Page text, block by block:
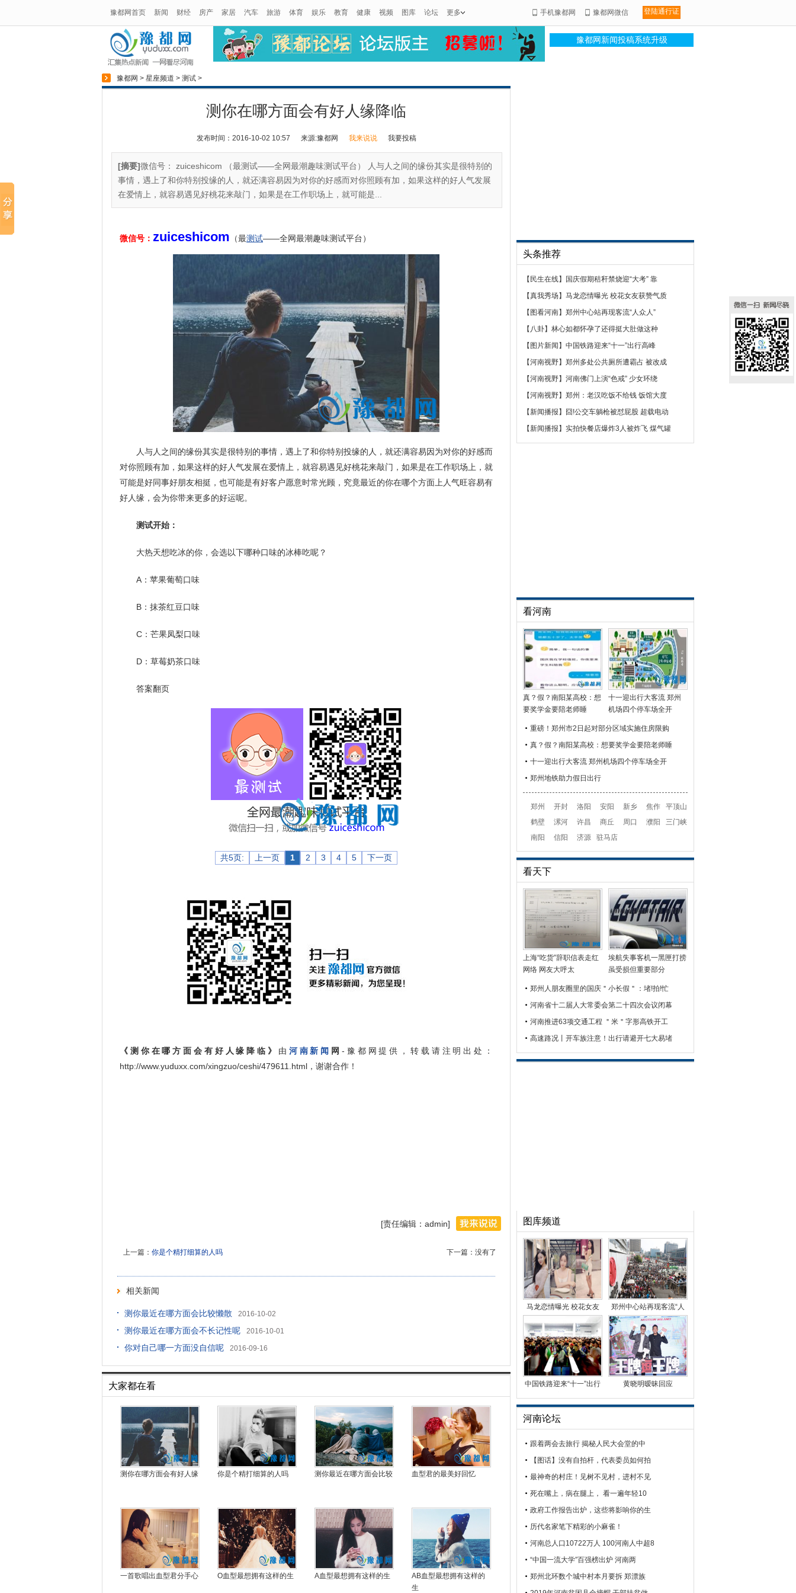
豫都网首页 新闻 财经 房产 家居 汽车 旅游 体育 娱乐 教育 健康 视频 图库 论坛 更多 手机豫都网 豫都网微信 登陆通行证
豫都网新闻投稿系统升级
豫都网 > 星座频道 > 测试 >
测你在哪方面会有好人缘降临
发布时间：2016-10-02 10:57 来源:豫都网 我来说说 我要投稿
[摘要]微信号： zuiceshicom （最测试——全网最潮趣味测试平台） 人与人之间的缘份其实是很特别的
事情，遇上了和你特别投缘的人，就还满容易因为对你的好感而对你照顾有加，如果这样的好人气发展
在爱情上，就容易遇见好桃花来敲门，如果是在工作职场上，就可能是...
微信号： zuiceshicom （最测试——全网最潮趣味测试平台）
人与人之间的缘份其实是很特别的事情，遇上了和你特别投缘的人，就还满容易因为对你的好感而
对你照顾有加，如果这样的好人气发展在爱情上，就容易遇见好桃花来敲门，如果是在工作职场上，就
可能是好同事好朋友相挺，也可能是有好客户愿意时常光顾，究竟最近的你在哪个方面上人气旺容易有
好人缘，会为你带来更多的好运呢。
测试开始：
大热天想吃冰的你，会选以下哪种口味的冰棒吃呢？
A：苹果葡萄口味
B：抹茶红豆口味
C：芒果凤梨口味
D：草莓奶茶口味
答案翻页
共5页: 上一页 1 2 3 4 5 下一页
《测你在哪方面会有好人缘降临》 由 河南新闻 网-豫都网提供，转载请注明出处：
http://www.yuduxx.com/xingzuo/ceshi/479611.html，谢谢合作！
[责任编辑：admin]
下一篇：没有了
上一篇： 你是个精打细算的人吗
相关新闻
测你最近在哪方面会比较懒散 2016-10-02
测你最近在哪方面会不长记性呢 2016-10-01
你对自己哪一方面没自信呢 2016-09-16
大家都在看
测你在哪方面会有好人缘 你是个精打细算的人吗 测你最近在哪方面会比较 血型君的最美好回忆
一首歌唱出血型君分手心 O血型最想拥有这样的生 A血型最想拥有这样的生
AB血型最想拥有这样的
生
头条推荐
【 民生在线】
国庆假期秸秆禁烧迎“大考” 靠
【真我秀场 】 马龙恋情曝光 校花女友获赞气质
【 图看河南】 郑州中心站再现客流“人众人”
【 八卦】 林心如都怀孕了还得挺大肚做这种
【 图片新闻 】 中国铁路迎来“十一”出行高峰
【河南视野】 郑州多处公共厕所遭霸占 被改成
【河南视野】 河南佛门上演“色戒” 少女环绕
【河南视野】 郑州：老汉吃饭不给钱 饭馆大度
【新闻播报 】
囧!公交车躺枪被怼屁股 超载电动
【新闻播报 】 实拍快餐店爆炸3人被炸飞 煤气罐
看河南
真？假？南阳某高校：想
要奖学金要陪老师睡
十一迎出行大客流 郑州
机场四个停车场全开
重磅！郑州市2日起对部分区域实施住房限购
真？假？南阳某高校：想要奖学金要陪老师睡
十一迎出行大客流 郑州机场四个停车场全开
郑州地铁助力假日出行
郑州 开封 洛阳 安阳 新乡 焦作
平顶山
鹤壁
漯河 许昌 商丘 周口 濮阳
三门峡
南阳
信阳 济源 驻马店
看天下
上海“吃货”辞职信表走红
网络 网友大呼太
埃航失事客机一黑匣打捞
虽受损但重要部分
郑州人朋友圈里的国庆＂小长假＂：堵!拍!忙
河南省十二届人大常委会第二十四次会议闭幕
河南推进63项交通工程 ＂米＂字形高铁开工
高速路况丨开车族注意！出行请避开七大易堵
图库频道
马龙恋情曝光 校花女友
郑州中心站再现客流“人
众人” 但比去年减
中国铁路迎来“十一”出行
黄晓明暧昧回应
炼身
河南论坛
跟着两会去旅行 揭秘人民大会堂的中
【图话】没有自拍杆，代表委员如何拍
最神奇的村庄！见树不见村，进村不见
死在嘴上，病在腿上， 看一遍年轻10
政府工作报告出炉，这些将影响你的生
历代名家笔下精彩的小麻雀！
河南总人口10722万人 100河南人中超8
“中国一流大学”百强榜出炉 河南两
郑州北环数个城中村本月要拆 郑漂族